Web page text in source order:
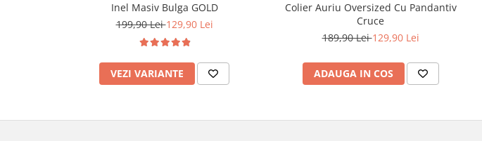
Inel Masiv Bulga GOLD
199,90 Lei129,90 Lei
VEZI VARIANTE
Colier Auriu Oversized Cu Pandantiv
Cruce
189,90 Lei129,90 Lei
ADAUGA IN COS